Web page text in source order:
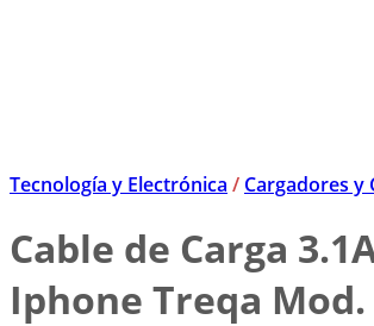
Tecnología y Electrónica / Cargadores y
Cable de Carga
Iphone Treqa Mod.